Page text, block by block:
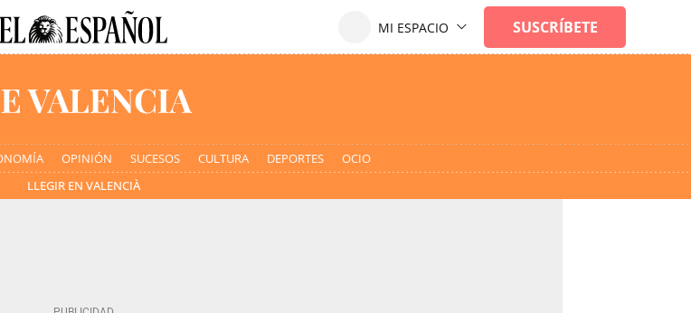
OPINIÓN SUCESOS CULTURA DEPORTES
OCIO
LLEGIR EN VALENCIÀ